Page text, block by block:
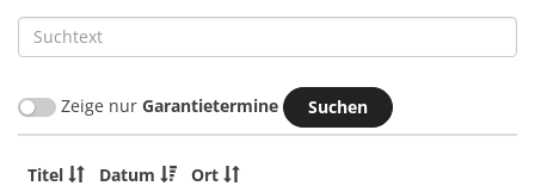
Suchtext
Zeige nur Garantietermine
Titel Datum Ort